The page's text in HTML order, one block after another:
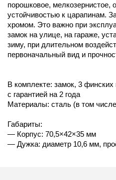
порошковое, мелкозернистое,
устойчивостью к царапинам.
хромом. Это важно при
замок на улице, на гараже,
зиму, при длительном
первоначальный вид и
В комплекте: замок, 3
с гарантией на 2 года
Материалы: сталь (в том
Габариты:
— Корпус: 70,5×42×35 мм
— Дужка: диаметр 10,6 мм,